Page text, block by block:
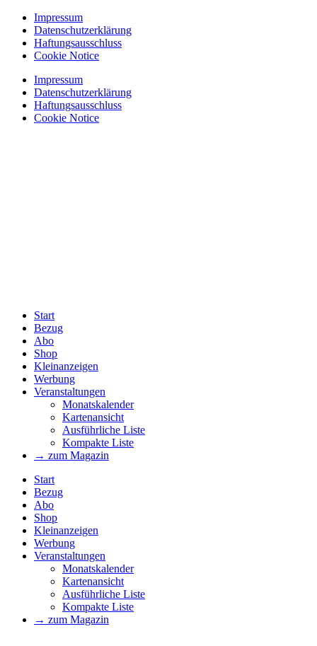
Zum
Inhalt
springen
Impressum
Datenschutzerklärung
Haftungsausschluss
Cookie Notice
Impressum
Datenschutzerklärung
Haftungsausschluss
Cookie Notice
Start
Bezug
Abo
Shop
Kleinanzeigen
Werbung
Veranstaltungen
Monatskalender
Kartenansicht
Ausführliche Liste
Kompakte Liste
→ zum Magazin
Start
Bezug
Abo
Shop
Kleinanzeigen
Werbung
Veranstaltungen
Monatskalender
Kartenansicht
Ausführliche Liste
Kompakte Liste
→ zum Magazin